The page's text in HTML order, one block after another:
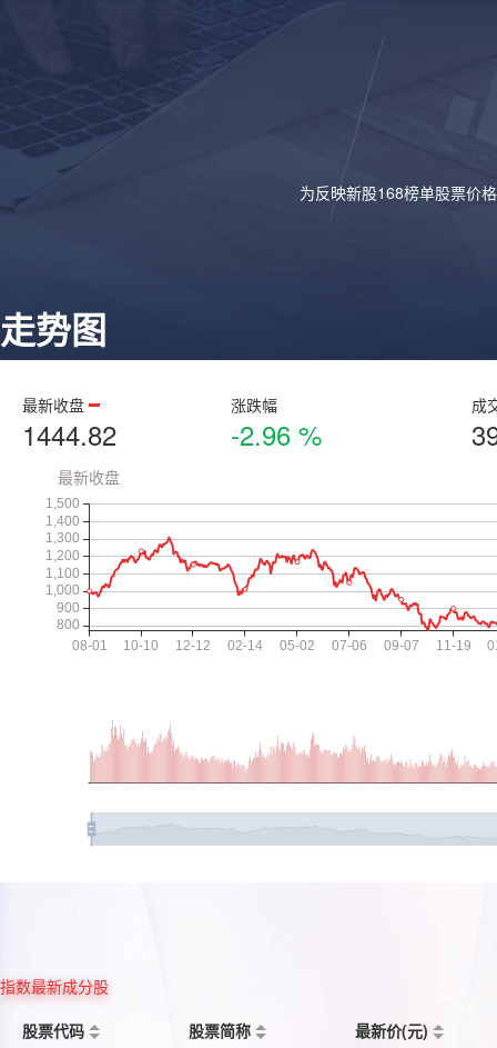
为反映新股168榜单股票价
走势图
最新收盘
1444.82
涨跌幅
-2.96 %
成
指数最新成分股
股票代码
股票简称 最新价(元)